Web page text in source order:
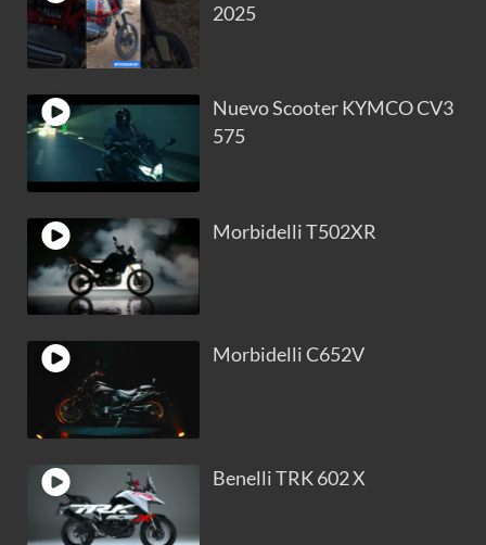
2025
Nuevo Scooter KYMCO CV3
575
Morbidelli T502XR
Morbidelli C652V
Benelli TRK 602 X